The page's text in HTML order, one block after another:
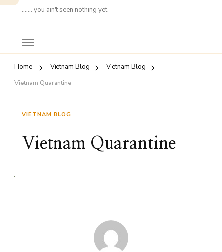
……. you ain't seen nothing yet
Home Vietnam Blog
Vietnam Blog
Vietnam Quarantine
VIETNAM BLOG
Vietnam Quarantine